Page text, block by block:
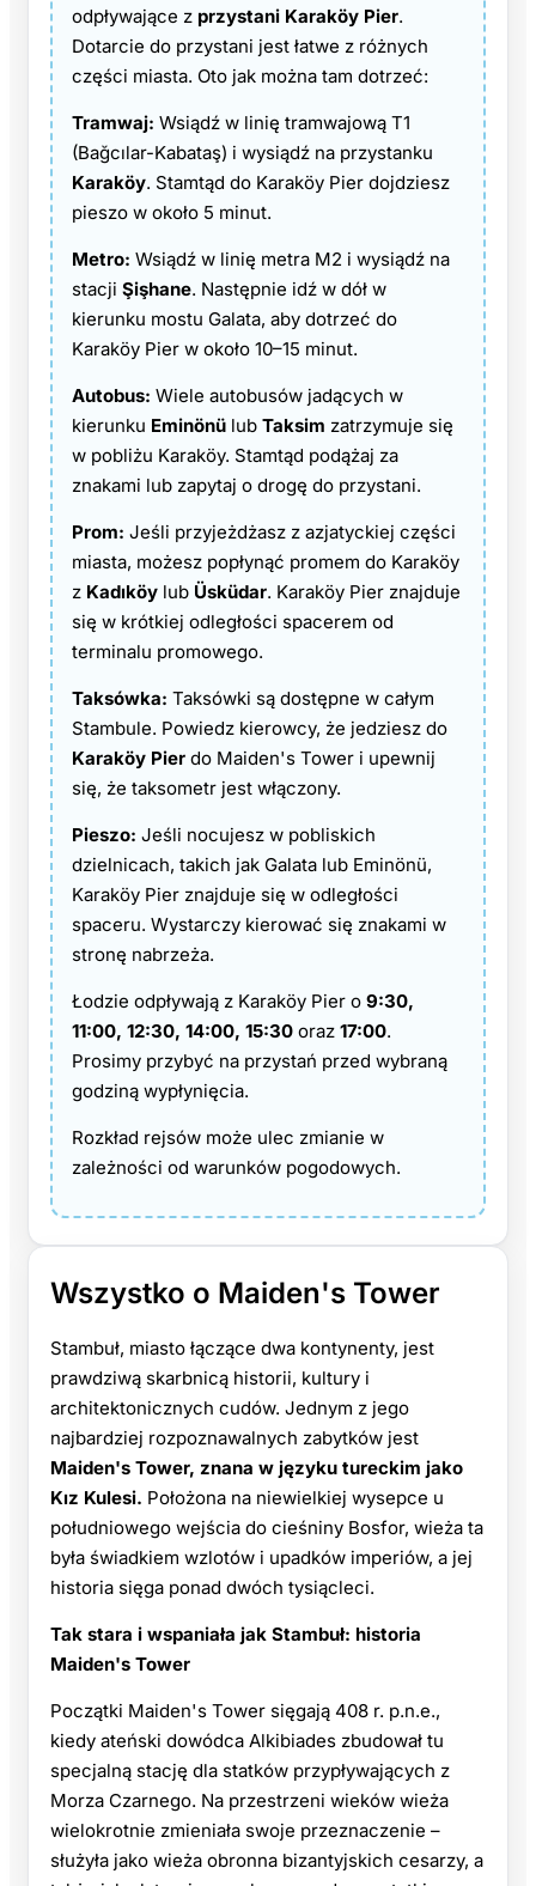
odpływające z przystani Karaköy Pier.
Dotarcie do przystani jest łatwe z różnych
części miasta. Oto jak można tam dotrzeć:
Tramwaj: Wsiądź w linię tramwajową T1
(Bağcılar-Kabataş) i wysiądź na przystanku
Karaköy. Stamtąd do Karaköy Pier dojdziesz
pieszo w około 5 minut.
Metro: Wsiądź w linię metra M2 i wysiądź na
stacji Şişhane. Następnie idź w dół w
kierunku mostu Galata, aby dotrzeć do
Karaköy Pier w około 10–15 minut.
Autobus: Wiele autobusów jadących w
kierunku Eminönü lub Taksim zatrzymuje się
w pobliżu Karaköy. Stamtąd podążaj za
znakami lub zapytaj o drogę do przystani.
Prom: Jeśli przyjeżdżasz z azjatyckiej części
miasta, możesz popłynąć promem do Karaköy
z Kadıköy lub Üsküdar. Karaköy Pier znajduje
się w krótkiej odległości spacerem od
terminalu promowego.
Taksówka: Taksówki są dostępne w całym
Stambule. Powiedz kierowcy, że jedziesz do
Karaköy Pier do Maiden's Tower i upewnij
się, że taksometr jest włączony.
Pieszo: Jeśli nocujesz w pobliskich
dzielnicach, takich jak Galata lub Eminönü,
Karaköy Pier znajduje się w odległości
spaceru. Wystarczy kierować się znakami w
stronę nabrzeża.
Łodzie odpływają z Karaköy Pier o 9:30,
11:00, 12:30, 14:00, 15:30 oraz 17:00.
Prosimy przybyć na przystań przed wybraną
godziną wypłynięcia.
Rozkład rejsów może ulec zmianie w
zależności od warunków pogodowych.
Wszystko o Maiden's Tower
Stambuł, miasto łączące dwa kontynenty, jest
prawdziwą skarbnicą historii, kultury i
architektonicznych cudów. Jednym z jego
najbardziej rozpoznawalnych zabytków jest
Maiden's Tower, znana w języku tureckim jako
Kız Kulesi. Położona na niewielkiej wysepce u
południowego wejścia do cieśniny Bosfor, wieża ta
była świadkiem wzlotów i upadków imperiów, a jej
historia sięga ponad dwóch tysiącleci.
Tak stara i wspaniała jak Stambuł: historia
Maiden's Tower
Początki Maiden's Tower sięgają 408 r. p.n.e.,
kiedy ateński dowódca Alkibiades zbudował tu
specjalną stację dla statków przypływających z
Morza Czarnego. Na przestrzeni wieków wieża
wielokrotnie zmieniała swoje przeznaczenie –
służyła jako wieża obronna bizantyjskich cesarzy, a